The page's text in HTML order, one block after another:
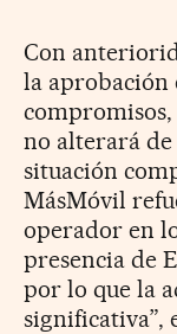
Con
la aprobación
no alterará
situación
MásMóvil
operador en
presencia de
por lo que la
significativa”,